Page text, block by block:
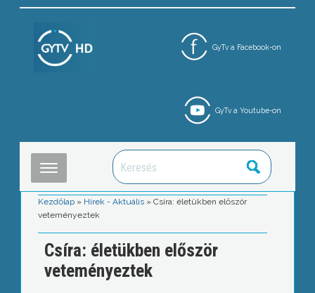
GyTv a Facebook-on
GyTv a Youtube-on
Kezdőlap » Hírek - Aktuális »Csíra: életükben először
veteményeztek
Csíra: életükben először
veteményeztek